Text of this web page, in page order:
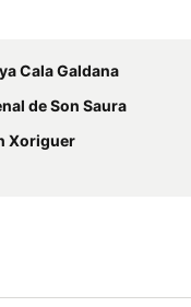
Cala Galdana
de Son Saura
Xoriguer